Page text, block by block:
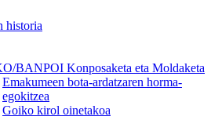
historia
BANPOI Konposaketa eta Moldaketa
Emakumeen bota-ardatzaren horma-
egokitzea
Goiko kirol oinetakoa